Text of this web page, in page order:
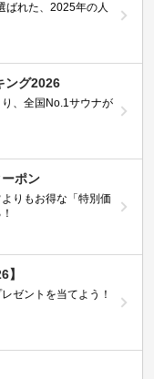
ばれた、2025年の人
ング2026
、全国No.1サウナが
ポン
りもお得な「特別価
】
ゼントを当てよう！